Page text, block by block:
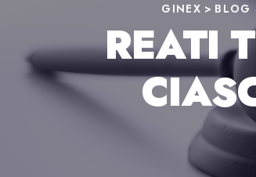
GINEX > BLOG
REATI